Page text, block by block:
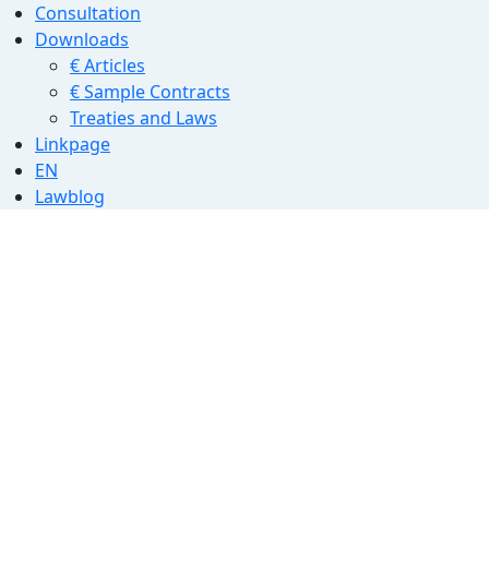
Consultation
Downloads
€ Articles
€ Sample Contracts
Treaties and Laws
Linkpage
EN
Lawblog